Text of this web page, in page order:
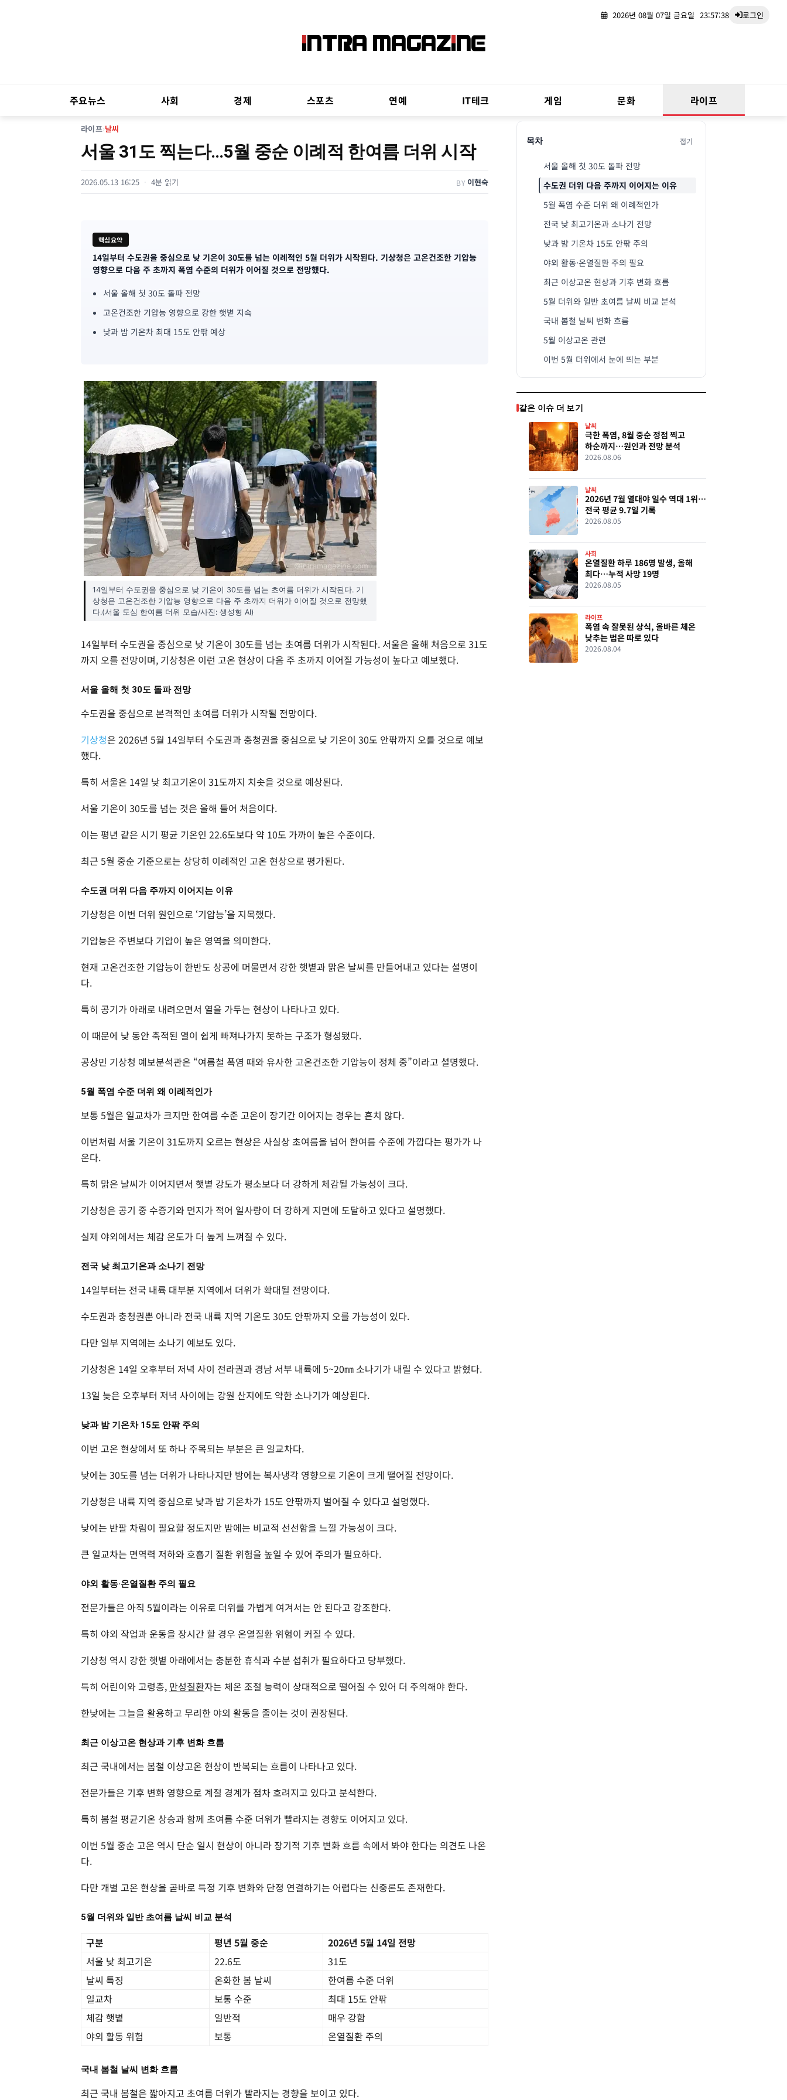
2026년 08월 07일 금요일 23:57:39 로그인
주요뉴스 사회 경제 스포츠 연예 IT테크 게임 문화 라이프
라이프›날씨
서울 31도 찍는다…5월 중순 이례적 한여름 더위 시작
2026.05.13 16:25 4분 읽기 BY 이현숙
핵심요약
기
심
14일부터 수도권을 중심으로 낮 기온이 30도를 넘는 이례적인 5월 더위가 시작된다. 기상청은 고온건조한 기압능
영향으로 다음 주 초까지 폭염 수준의 더위가 이어질 것으로 전망했다.
서울 올해 첫 30도 돌파 전망
고온건조한 기압능 영향으로 강한 햇볕 지속
낮과 밤 기온차 최대 15도 안팎 예상
14일부터 수도권을 중심으로 낮 기온이 30도를 넘는 초여름 더위가 시작된다. 기
상청은 고온건조한 기압능 영향으로 다음 주 초까지 더위가 이어질 것으로 전망했
다.(서울 도심 한여름 더위 모습/사진: 생성형 AI)
14일부터 수도권을 중심으로 낮 기온이 30도를 넘는 초여름 더위가 시작된다. 서울은 올해 처음으로 31도
까지 오를 전망이며, 기상청은 이런 고온 현상이 다음 주 초까지 이어질 가능성이 높다고 예보했다.
서울 올해 첫 30도 돌파 전망
수도권을 중심으로 본격적인 초여름 더위가 시작될 전망이다.
기상청은 2026년 5월 14일부터 수도권과 충청권을 중심으로 낮 기온이 30도 안팎까지 오를 것으로 예보
했다.
특히 서울은 14일 낮 최고기온이 31도까지 치솟을 것으로 예상된다.
서울 기온이 30도를 넘는 것은 올해 들어 처음이다.
이는 평년 같은 시기 평균 기온인 22.6도보다 약 10도 가까이 높은 수준이다.
최근 5월 중순 기준으로는 상당히 이례적인 고온 현상으로 평가된다.
수도권 더위 다음 주까지 이어지는 이유
기상청은 이번 더위 원인으로 ‘기압능’을 지목했다.
기압능은 주변보다 기압이 높은 영역을 의미한다.
현재 고온건조한 기압능이 한반도 상공에 머물면서 강한 햇볕과 맑은 날씨를 만들어내고 있다는 설명이
다.
특히 공기가 아래로 내려오면서 열을 가두는 현상이 나타나고 있다.
이 때문에 낮 동안 축적된 열이 쉽게 빠져나가지 못하는 구조가 형성됐다.
공상민 기상청 예보분석관은 “여름철 폭염 때와 유사한 고온건조한 기압능이 정체 중”이라고 설명했다.
5월 폭염 수준 더위 왜 이례적인가
보통 5월은 일교차가 크지만 한여름 수준 고온이 장기간 이어지는 경우는 흔치 않다.
이번처럼 서울 기온이 31도까지 오르는 현상은 사실상 초여름을 넘어 한여름 수준에 가깝다는 평가가 나
온다.
특히 맑은 날씨가 이어지면서 햇볕 강도가 평소보다 더 강하게 체감될 가능성이 크다.
기상청은 공기 중 수증기와 먼지가 적어 일사량이 더 강하게 지면에 도달하고 있다고 설명했다.
실제 야외에서는 체감 온도가 더 높게 느껴질 수 있다.
전국 낮 최고기온과 소나기 전망
14일부터는 전국 내륙 대부분 지역에서 더위가 확대될 전망이다.
수도권과 충청권뿐 아니라 전국 내륙 지역 기온도 30도 안팎까지 오를 가능성이 있다.
다만 일부 지역에는 소나기 예보도 있다.
기상청은 14일 오후부터 저녁 사이 전라권과 경남 서부 내륙에 5~20㎜ 소나기가 내릴 수 있다고 밝혔다.
13일 늦은 오후부터 저녁 사이에는 강원 산지에도 약한 소나기가 예상된다.
낮과 밤 기온차 15도 안팎 주의
이번 고온 현상에서 또 하나 주목되는 부분은 큰 일교차다.
낮에는 30도를 넘는 더위가 나타나지만 밤에는 복사냉각 영향으로 기온이 크게 떨어질 전망이다.
기상청은 내륙 지역 중심으로 낮과 밤 기온차가 15도 안팎까지 벌어질 수 있다고 설명했다.
낮에는 반팔 차림이 필요할 정도지만 밤에는 비교적 선선함을 느낄 가능성이 크다.
큰 일교차는 면역력 저하와 호흡기 질환 위험을 높일 수 있어 주의가 필요하다.
야외 활동·온열질환 주의 필요
전문가들은 아직 5월이라는 이유로 더위를 가볍게 여겨서는 안 된다고 강조한다.
특히 야외 작업과 운동을 장시간 할 경우 온열질환 위험이 커질 수 있다.
기상청 역시 강한 햇볕 아래에서는 충분한 휴식과 수분 섭취가 필요하다고 당부했다.
특히 어린이와 고령층, 만성질환자는 체온 조절 능력이 상대적으로 떨어질 수 있어 더 주의해야 한다.
한낮에는 그늘을 활용하고 무리한 야외 활동을 줄이는 것이 권장된다.
최근 이상고온 현상과 기후 변화 흐름
최근 국내에서는 봄철 이상고온 현상이 반복되는 흐름이 나타나고 있다.
전문가들은 기후 변화 영향으로 계절 경계가 점차 흐려지고 있다고 분석한다.
특히 봄철 평균기온 상승과 함께 초여름 수준 더위가 빨라지는 경향도 이어지고 있다.
이번 5월 중순 고온 역시 단순 일시 현상이 아니라 장기적 기후 변화 흐름 속에서 봐야 한다는 의견도 나온
다.
다만 개별 고온 현상을 곧바로 특정 기후 변화와 단정 연결하기는 어렵다는 신중론도 존재한다.
5월 더위와 일반 초여름 날씨 비교 분석
구분 평년 5월 중순
2026년 5월 14일 전망
서울 낮 최고기온
22.6도
31도
날씨 특징
온화한 봄 날씨
한여름 수준 더위
일교차
보통 수준
최대 15도 안팎
체감 햇볕
일반적
매우 강함
야외 활동 위험
보통 온열질환 주의
국내 봄철 날씨 변화 흐름
최근 국내 봄철은 짧아지고 초여름 더위가 빨라지는 경향을 보이고 있다.
목차 접기
서울 올해 첫 30도 돌파 전망
수도권 더위 다음 주까지 이어지는 이유
5월 폭염 수준 더위 왜 이례적인가
전국 낮 최고기온과 소나기 전망
낮과 밤 기온차 15도 안팎 주의
야외 활동·온열질환 주의 필요
최근 이상고온 현상과 기후 변화 흐름
5월 더위와 일반 초여름 날씨 비교 분석
국내 봄철 날씨 변화 흐름
5월 이상고온 관련
이번 5월 더위에서 눈에 띄는 부분
같은 이슈 더 보기
날씨
극한 폭염, 8월 중순 정점 찍고
하순까지…원인과 전망 분석
2026.08.06
날씨
2026년 7월 열대야 일수 역대 1위…
전국 평균 9.7일 기록
2026.08.05
사회
온열질환 하루 186명 발생, 올해
최다…누적 사망 19명
2026.08.05
라이프
폭염 속 잘못된 상식, 올바른 체온
낮추는 법은 따로 있다
2026.08.04